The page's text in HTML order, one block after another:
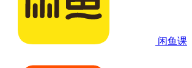
闲鱼课